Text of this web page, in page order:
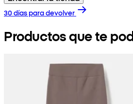
30 días para devolver
Productos que te